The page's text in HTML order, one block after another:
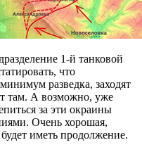
1-й танковой
что
разведка, заходят
там. А возможно, уже
за эти окраины
Очень хорошая,
иметь продолжение.